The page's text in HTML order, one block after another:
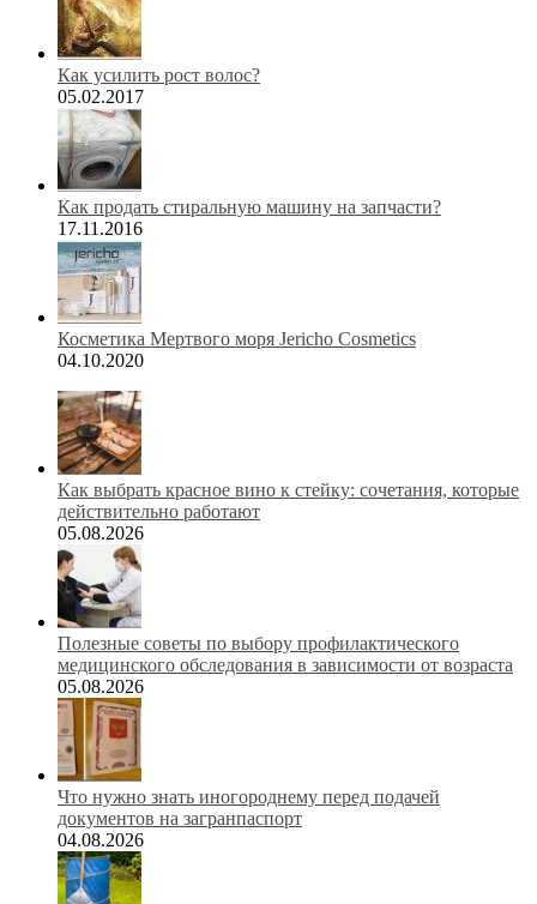
Как усилить рост волос?
05.02.2017
Как продать стиральную машину на запчасти?
17.11.2016
Косметика Мертвого моря Jericho Cosmetics
04.10.2020
Как выбрать красное вино к стейку: сочетания, которые
действительно работают
05.08.2026
Полезные советы по выбору профилактического
медицинского обследования в зависимости от возраста
05.08.2026
Что нужно знать иногороднему перед подачей
документов на загранпаспорт
04.08.2026